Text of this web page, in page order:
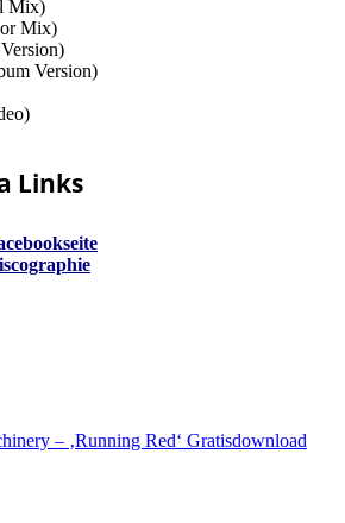
Mix)
Mix)
Version)
Links
– ‚Running Red‘ Gratisdownload